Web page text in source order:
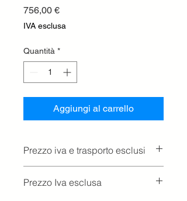
756,00 €Prezzo
IVA esclusa
Quantità *
Aggiungi al carrello
Prezzo iva e trasporto esclusi
Prezzo Iva esclusa